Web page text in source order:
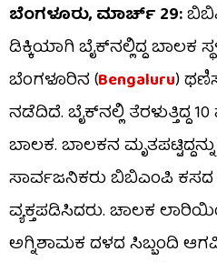
ಬೆಂಗಳೂರು, ಮಾರ್ಚ್​ 29:
ಡಿಕ್ಕಿಯಾಗಿ ಬೈಕ್​ನಲ್ಲಿದ್ದ ಬಾಲಕ
ಬೆಂಗಳೂರಿನ (Bengaluru)
ನಡೆದಿದೆ. ಬೈಕ್​ನಲ್ಲಿ ತೆರಳುತ್ತಿದ್ದ
ಬಾಲಕ. ಬಾಲಕನ
ಸಾರ್ವಜನಿಕರು ಬಿಬಿಎಂಪಿ ಕಸದ
ವ್ಯಕ್ತಪಡಿಸಿದರು. ಚಾಲಕ
ಅಗ್ನಿಶಾಮಕ ದಳದ ಸಿಬ್ಬಂದಿ